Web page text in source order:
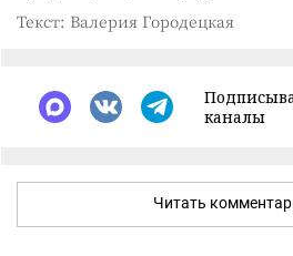
Текст: Валерия Городецкая
каналы
Читать